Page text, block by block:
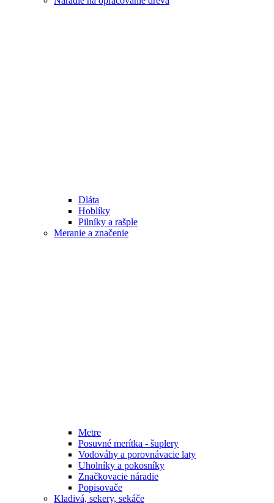
Dláta
Hoblíky
Pilníky a rašple
Meranie a značenie
Metre
Posuvné merítka - šuplery
Vodováhy a porovnávacie laty
Uholníky a pokosníky
Značkovacie náradie
Popisovače
Kladivá, sekery, sekáče